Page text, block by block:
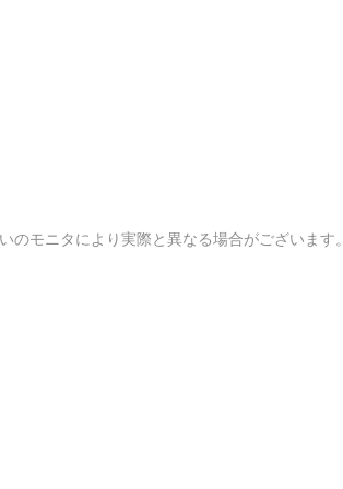
のモニタにより実際と異なる場合がございます。